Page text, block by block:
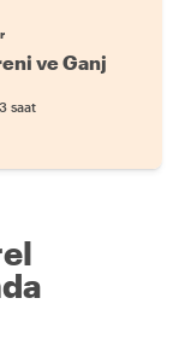
ve Ganj
3 saat